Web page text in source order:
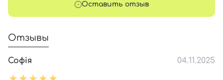
Оставить отзыв
Отзывы
Софія 04.11.2025